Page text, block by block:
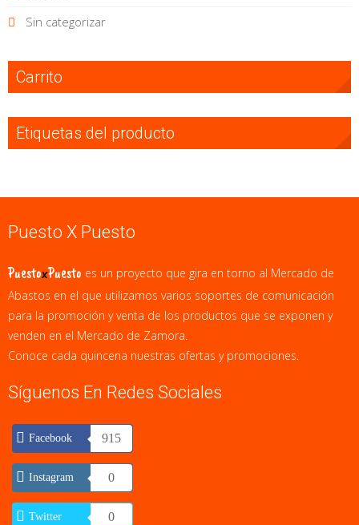
Sin categorizar
Carrito
Etiquetas del producto
Puesto X Puesto
PuestoxPuesto es un proyecto que gira en torno al Mercado de
Abastos en el que utilizamos varios soportes de comunicación
para la promoción y venta de los productos que se exponen y
venden en el Mercado de Zamora.
Conoce cada quincena nuestras ofertas y promociones.
Síguenos En Redes Sociales
Facebook 915
Instagram 0
Twitter 0